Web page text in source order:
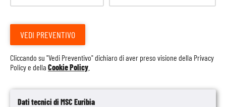
Dati tecnici di MSC Euribia
VEDI PREVENTIVO
Cliccando su "Vedi Preventivo" dichiaro di aver preso visione della Privacy
Policye della Cookie Policy